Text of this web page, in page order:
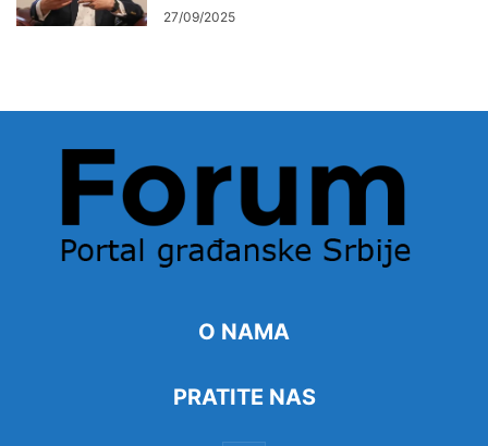
27/09/2025
O NAMA
PRATITE NAS